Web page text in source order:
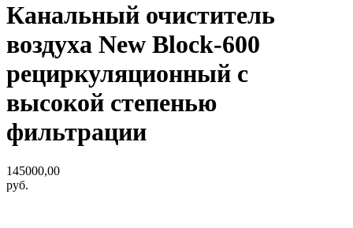
Канальный очиститель
воздуха New Block-600
рециркуляционный с
высокой степенью
фильтрации
145000,00
руб.